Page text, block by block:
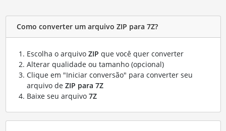
Como converter um arquivo ZIP para 7Z?
Escolha o arquivo ZIP que você quer converter
Alterar qualidade ou tamanho (opcional)
Clique em "Iniciar conversão" para converter seu
arquivo de ZIP para 7Z
Baixe seu arquivo 7Z